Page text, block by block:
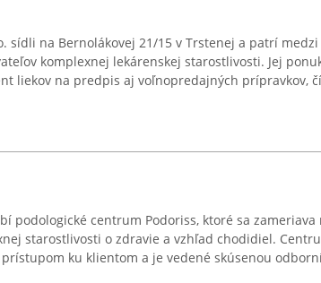
sídli na Bernolákovej 21/15 v Trstenej a patrí medzi
komplexnej lekárenskej starostlivosti. Jej
liekov na predpis aj voľnopredajných prípravkov,
podologické centrum Podoriss, ktoré sa zameriava
starostlivosti o zdravie a vzhľad chodidiel.
ku klientom a je vedené skúsenou